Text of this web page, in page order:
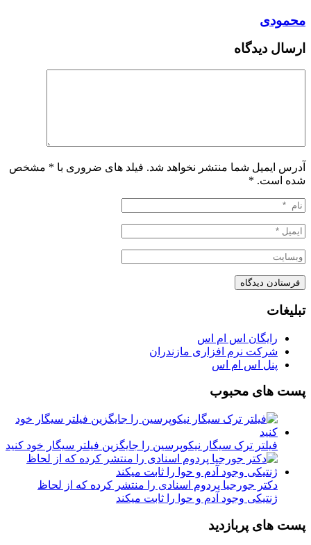
محمودی
ارسال دیدگاه
آدرس ایمیل شما منتشر نخواهد شد. فیلد های ضروری با * مشخص
شده است. *
تبلیغات
رایگان اس ام اس
شرکت نرم افزاری مازندران
پنل اس ام اس
پست های محبوب
فیلتر ترک سیگار نیکوپرسین را جایگزین فیلتر سیگار خود کنید
دکتر جورجیا پردوم اسنادی را منتشر کرده که از لحاظ
ژنتیکی وجود آدم و حوا را ثابت میکند
پست های پربازدید